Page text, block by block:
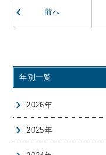
前へ
年別一覧
2026年
2025年